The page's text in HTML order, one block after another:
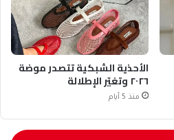
الأحذية الشبكية تتصدر موضة
٢٠٢٦ وتغيّر الإطلالة
منذ 5 أيام